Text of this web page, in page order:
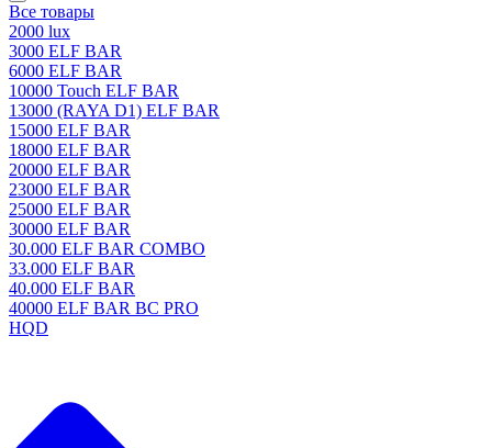
Все товары
2000 lux
3000 ELF BAR
6000 ELF BAR
10000 Touch ELF BAR
13000 (RAYA D1) ELF BAR
15000 ELF BAR
18000 ELF BAR
20000 ELF BAR
23000 ELF BAR
25000 ELF BAR
30000 ELF BAR
30.000 ELF BAR COMBO
33.000 ELF BAR
40.000 ELF BAR
40000 ELF BAR BC PRO
HQD